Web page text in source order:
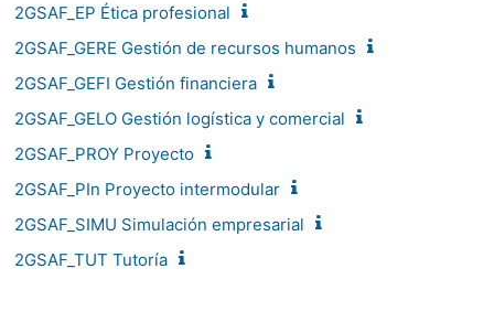
2GSAF_EP Ética profesional
2GSAF_GERE Gestión de recursos humanos
2GSAF_GEFI Gestión financiera
2GSAF_GELO Gestión logística y comercial
2GSAF_PROY Proyecto
2GSAF_PIn Proyecto intermodular
2GSAF_SIMU Simulación empresarial
2GSAF_TUT Tutoría